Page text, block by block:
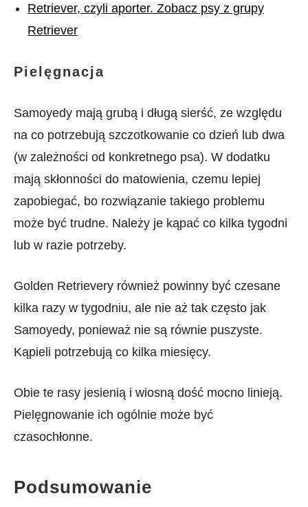
Retriever, czyli aporter. Zobacz psy z grupy
Retriever
Pielęgnacja
Samoyedy mają grubą i długą sierść, ze względu
na co potrzebują szczotkowanie co dzień lub dwa
(w zależności od konkretnego psa). W dodatku
mają skłonności do matowienia, czemu lepiej
zapobiegać, bo rozwiązanie takiego problemu
może być trudne. Należy je kąpać co kilka tygodni
lub w razie potrzeby.
Golden Retrievery również powinny być czesane
kilka razy w tygodniu, ale nie aż tak często jak
Samoyedy, ponieważ nie są równie puszyste.
Kąpieli potrzebują co kilka miesięcy.
Obie te rasy jesienią i wiosną dość mocno linieją.
Pielęgnowanie ich ogólnie może być
czasochłonne.
Podsumowanie